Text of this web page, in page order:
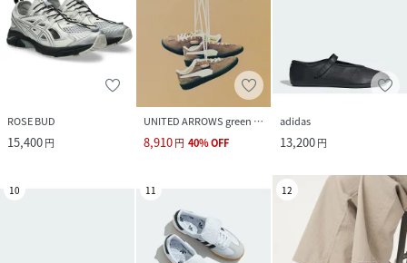
ROSE BUD
15,400円
UNITED ARROWS green label relaxing
8,910円 40%OFF
adidas
13,200円
10 11 12